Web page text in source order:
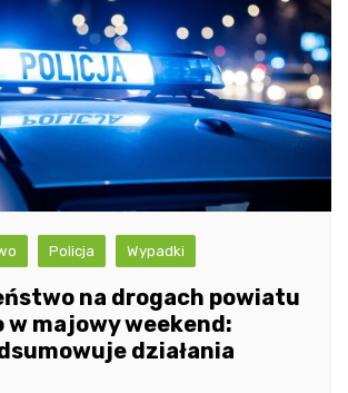
Policja Wypadki
na drogach powiatu
w majowy weekend:
działania